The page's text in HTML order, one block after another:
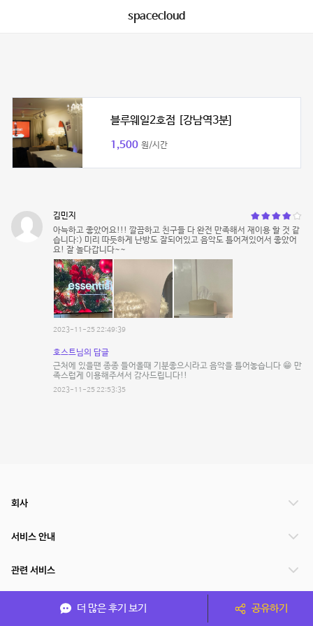
spacecloud
블루웨일2호점 [강남역3분]
1,500 원/시간
김민지
아늑하고 좋았어요!!! 깔끔하고 친구들 다 완전 만족해서 재이용 할 것 같
습니다:) 미리 따듯하게 난방도 잘되어있고 음악도 틀어져있어서 좋았어
요! 잘 놀다갑니다~~
2023-11-25 22:49:39
호스트님의 답글
근처에 있을땐 종종 들어올때 기분좋으시라고 음악을 틀어놓습니다 😁 만
족스럽게 이용해주셔서 감사드립니다!!
2023-11-25 22:53:35
더 많은 후기 보기 공유하기
회사
서비스 안내
관련 서비스